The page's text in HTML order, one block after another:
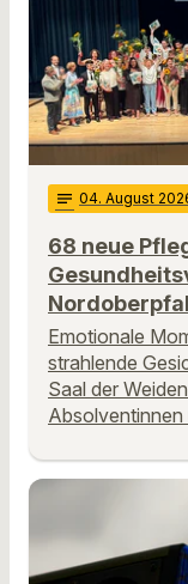
notes 04. August
68 neue
Emotionale
strahlende
Saal der